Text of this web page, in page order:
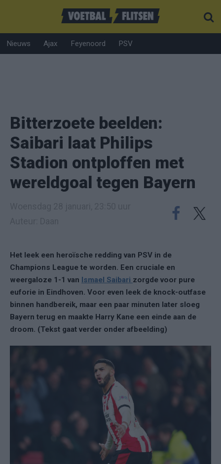
Nieuws Ajax Feyenoord PSV
Bitterzoete beelden:
Saibari laat Philips
Stadion ontploffen met
wereldgoal tegen Bayern
Het leek een heroïsche redding van PSV in de
Champions League te worden. Een cruciale en
weergaloze 1-1 van Ismael Saibari zorgde voor pure
euforie in Eindhoven. Voor even leek de knock-outfase
binnen handbereik, maar een paar minuten later sloeg
Bayern terug en maakte Harry Kane een einde aan de
droom. (Tekst gaat verder onder afbeelding)